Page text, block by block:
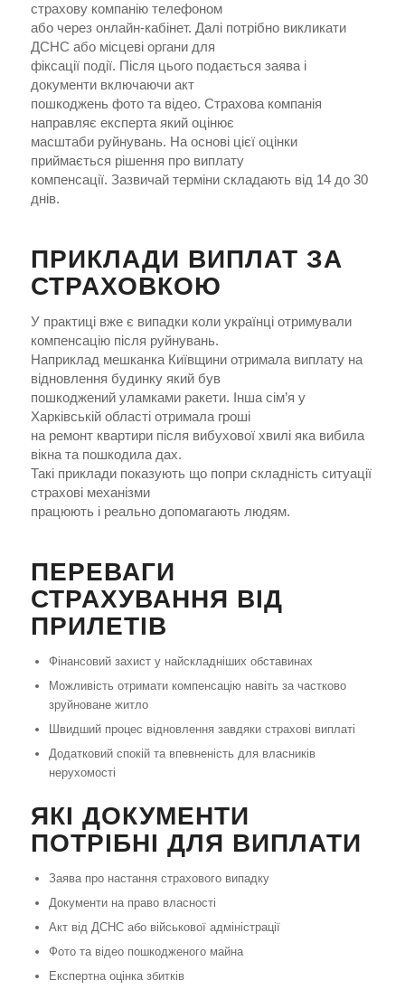
страхову компанію телефоном
або через онлайн-кабінет. Далі потрібно викликати
ДСНС або місцеві органи для
фіксації події. Після цього подається заява і
документи включаючи акт
пошкоджень фото та відео. Страхова компанія
направляє експерта який оцінює
масштаби руйнувань. На основі цієї оцінки
приймається рішення про виплату
компенсації. Зазвичай терміни складають від 14 до 30
днів.
ПРИКЛАДИ ВИПЛАТ ЗА
СТРАХОВКОЮ
У практиці вже є випадки коли українці отримували
компенсацію після руйнувань.
Наприклад мешканка Київщини отримала виплату на
відновлення будинку який був
пошкоджений уламками ракети. Інша сім’я у
Харківській області отримала гроші
на ремонт квартири після вибухової хвилі яка вибила
вікна та пошкодила дах.
Такі приклади показують що попри складність ситуації
страхові механізми
працюють і реально допомагають людям.
ПЕРЕВАГИ
СТРАХУВАННЯ ВІД
ПРИЛЕТІВ
Фінансовий захист у найскладніших обставинах
Можливість отримати компенсацію навіть за частково
зруйноване житло
Швидший процес відновлення завдяки страхові виплаті
Додатковий спокій та впевненість для власників
нерухомості
ЯКІ ДОКУМЕНТИ
ПОТРІБНІ ДЛЯ ВИПЛАТИ
Заява про настання страхового випадку
Документи на право власності
Акт від ДСНС або військової адміністрації
Фото та відео пошкодженого майна
Експертна оцінка збитків